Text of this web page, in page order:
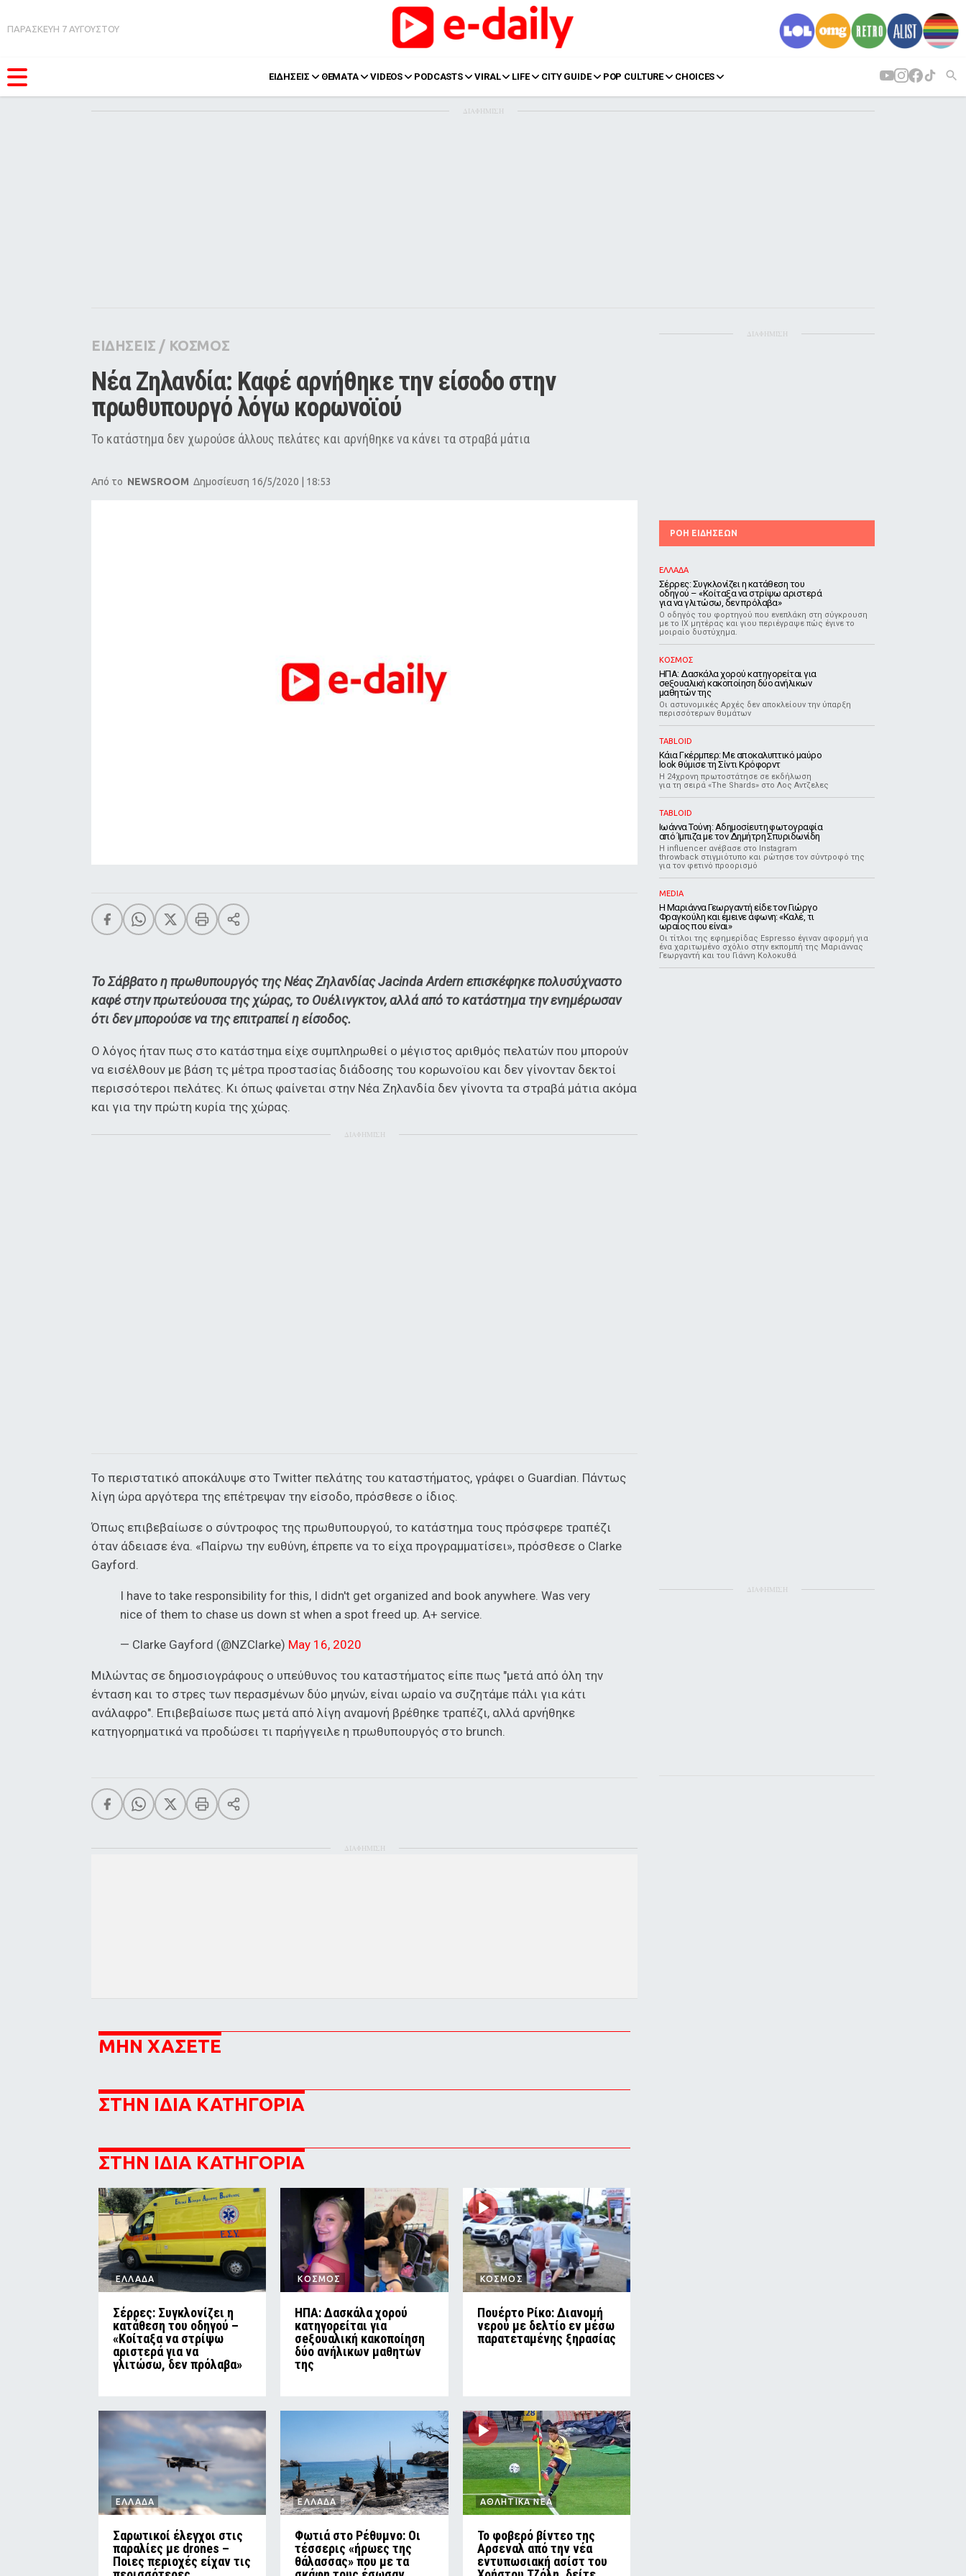
ΠΑΡΑΣΚΕΥΗ 7 ΑΥΓΟΥΣΤΟΥ
ΕΙΔΗΣΕΙΣ ΘΕΜΑΤΑ VIDEOS PODCASTS VIRAL LIFE CITY GUIDE POP CULTURE CHOICES
Pop Culture
Agenda
ΔΙΑΦΗΜΙΣΗ
ΕΙΔΗΣΕΙΣ / ΚΟΣΜΟΣ
Νέα Ζηλανδία: Καφέ αρνήθηκε την είσοδο στην
πρωθυπουργό λόγω κορωνοϊού
Το κατάστημα δεν χωρούσε άλλους πελάτες και αρνήθηκε να κάνει τα στραβά μάτια
Από το NEWSROOM Δημοσίευση 16/5/2020 | 18:53
Το Σάββατο η πρωθυπουργός της Νέας ΖηλανδίαςJacinda Ardernεπισκέφηκε πολυσύχναστο
καφέ στην πρωτεύουσα της χώρας, το Ουέλινγκτον, αλλά από το κατάστημα την ενημέρωσαν
ότι δεν μπορούσε να της επιτραπεί η είσοδος.
Ο λόγος ήταν πως στο κατάστημα είχε συμπληρωθεί ο μέγιστος αριθμός πελατών που μπορούν
να εισέλθουν με βάση τς μέτρα προστασίας διάδοσης του κορωνοϊου και δεν γίνονταν δεκτοί
περισσότεροι πελάτες. Κι όπως φαίνεται στην Νέα Ζηλανδία δεν γίνοντα τα στραβά μάτια ακόμα
και για την πρώτη κυρία της χώρας.
ΔΙΑΦΗΜΙΣΗ
Το περιστατικό αποκάλυψε στο Twitter πελάτης του καταστήματος, γράφει ο Guardian. Πάντως
λίγη ώρα αργότερα της επέτρεψαν την είσοδο, πρόσθεσε ο ίδιος.
Όπως επιβεβαίωσε ο σύντροφος της πρωθυπουργού, το κατάστημα τους πρόσφερε τραπέζι
όταν άδειασε ένα. «Παίρνω την ευθύνη, έπρεπε να το είχα προγραμματίσει», πρόσθεσε ο Clarke
Gayford.
I have to take responsibility for this, I didn't get organized and book anywhere. Was very
nice of them to chase us down st when a spot freed up. A+ service.
— Clarke Gayford (@NZClarke) May 16, 2020
Μιλώντας σε δημοσιογράφους ο υπεύθυνος του καταστήματος είπε πως "μετά από όλη την
ένταση και το στρες των περασμένων δύο μηνών, είναι ωραίο να συζητάμε πάλι για κάτι
ανάλαφρο". Επιβεβαίωσε πως μετά από λίγη αναμονή βρέθηκε τραπέζι, αλλά αρνήθηκε
κατηγορηματικά να προδώσει τι παρήγγειλε η πρωθυπουργός στο brunch.
ΔΙΑΦΗΜΙΣΗ
ΜΗΝ ΧΑΣΕΤΕ
ΣΤΗΝ ΙΔΙΑ ΚΑΤΗΓΟΡΙΑ
ΣΤΗΝ ΙΔΙΑ ΚΑΤΗΓΟΡΙΑ
ΕΛΛΑΔΑ
Σέρρες: Συγκλονίζει η
κατάθεση του οδηγού –
«Κοίταξα να στρίψω
αριστερά για να
γλιτώσω, δεν πρόλαβα»
ΚΟΣΜΟΣ
ΗΠΑ: Δασκάλα χορού
κατηγορείται για
σeξουαλική κακοποίηση
δύο ανήλικων μαθητών
της
ΚΟΣΜΟΣ
Πουέρτο Ρίκο: Διανομή
νερού με δελτίο εν μέσω
παρατεταμένης ξηρασίας
ΕΛΛΑΔΑ
Σαρωτικοί έλεγχοι στις
παραλίες με drones –
Ποιες περιοχές είχαν τις
ΕΛΛΑΔΑ
Φωτιά στο Ρέθυμνο: Οι
τέσσερις «ήρωες της
θάλασσας» που με τα
ΑΘΛΗΤΙΚΑ ΝΕΑ
Το φοβερό βίντεο της
Αρσεναλ από την νέα
εντυπωσιακή ασίστ του
ΔΙΑΦΗΜΙΣΗ
ΡΟΗ ΕΙΔΗΣΕΩΝ
ΕΛΛΑΔΑ
Σέρρες: Συγκλονίζει η κατάθεση του
οδηγού – «Κοίταξα να στρίψω αριστερά
για να γλιτώσω, δεν πρόλαβα»
Ο οδηγός του φορτηγού που ενεπλάκη στη σύγκρουση
με το ΙΧ μητέρας και γιου περιέγραψε πώς έγινε το
μοιραίο δυστύχημα.
ΚΟΣΜΟΣ
ΗΠΑ: Δασκάλα χορού κατηγορείται για
σeξουαλική κακοποίηση δύο ανήλικων
μαθητών της
Οι αστυνομικές Αρχές δεν αποκλείουν την ύπαρξη
περισσότερων θυμάτων
TABLOID
Κάια Γκέρμπερ: Με αποκαλυπτικό μαύρο
look θύμισε τη Σίντι Κρόφορντ
Η 24χρονη πρωτοστάτησε σε εκδήλωση
για τη σειρά «The Shards» στο Λος Αντζελες
TABLOID
Ιωάννα Τούνη: Αδημοσίευτη φωτογραφία
από Ίμπιζα με τον Δημήτρη Σπυριδωνίδη
Η influencer ανέβασε στο Instagram
throwback στιγμιότυπο και ρώτησε τον σύντροφό της
για τον φετινό προορισμό
MEDIA
Η Μαριάννα Γεωργαντή είδε τον Γιώργο
Φραγκούλη και έμεινε άφωνη: «Καλέ, τι
ωραίος που είναι»
Οι τίτλοι της εφημερίδας Espresso έγιναν αφορμή για
ένα χαριτωμένο σχόλιο στην εκπομπή της Μαριάννας
Γεωργαντή και του Γιάννη Κολοκυθά
ΔΙΑΦΗΜΙΣΗ